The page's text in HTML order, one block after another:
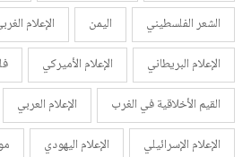
الشعر الفلسطيني
اليمن الإعلام
الإعلام البريطاني
الإعلام الأميركي
القيم الأخلاقية في الغرب
الإعلام العربي
الإعلام الإسرائيلي
الإعلام اليهودي